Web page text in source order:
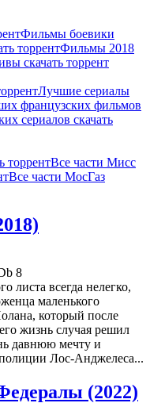
Фильмы боевики
торрентФильмы 2018
скачать торрент
Лучшие сериалы
французских фильмов
сериалов скачать
торрентВсе части Мисс
Все части МосГаз
8
листа всегда нелегко,
маленького
который после
жизнь случая решил
давнюю мечту и
Лос-Анджелеса...
(2022)